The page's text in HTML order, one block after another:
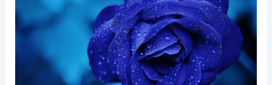
Variables
Categóricas
|